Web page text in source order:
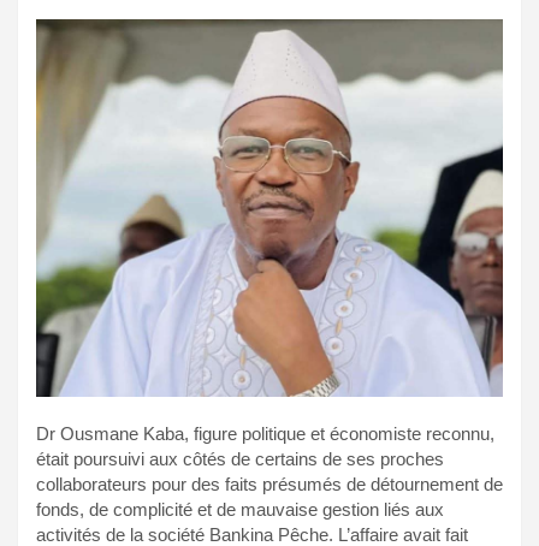
Dr Ousmane Kaba, figure politique et économiste reconnu,
était poursuivi aux côtés de certains de ses proches
collaborateurs pour des faits présumés de détournement de
fonds, de complicité et de mauvaise gestion liés aux
activités de la société Bankina Pêche. L’affaire avait fait